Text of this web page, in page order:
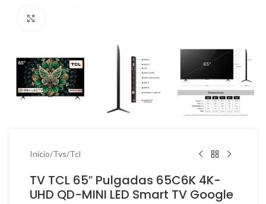
Inicio/Tvs/Tcl
TV TCL 65″ Pulgadas 65C6K 4K-
UHD QD-MINI LED Smart TV Google